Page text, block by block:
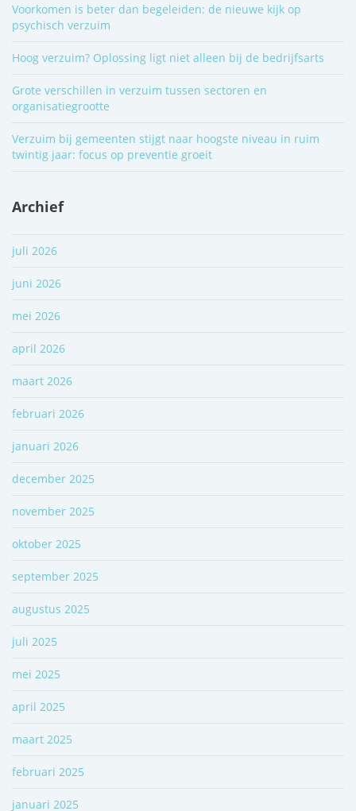
Voorkomen is beter dan begeleiden: de nieuwe kijk op
psychisch verzuim
Hoog verzuim? Oplossing ligt niet alleen bij de bedrijfsarts
Grote verschillen in verzuim tussen sectoren en
organisatiegrootte
Verzuim bij gemeenten stijgt naar hoogste niveau in ruim
twintig jaar: focus op preventie groeit
Archief
juli 2026
juni 2026
mei 2026
april 2026
maart 2026
februari 2026
januari 2026
december 2025
november 2025
oktober 2025
september 2025
augustus 2025
juli 2025
mei 2025
april 2025
maart 2025
februari 2025
januari 2025